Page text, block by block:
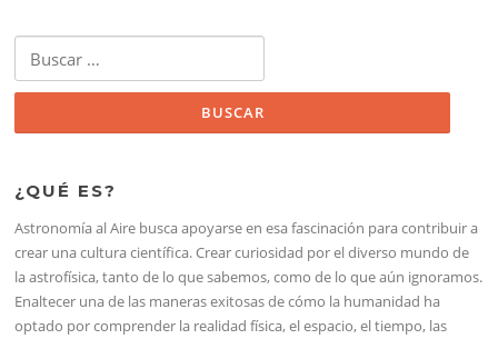
¿QUÉ ES?
Astronomía al Aire busca apoyarse en esa fascinación para contribuir a
crear una cultura científica. Crear curiosidad por el diverso mundo de
la astrofísica, tanto de lo que sabemos, como de lo que aún ignoramos.
Enaltecer una de las maneras exitosas de cómo la humanidad ha
optado por comprender la realidad física, el espacio, el tiempo, las